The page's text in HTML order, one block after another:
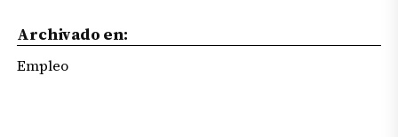
Archivado en:
Empleo